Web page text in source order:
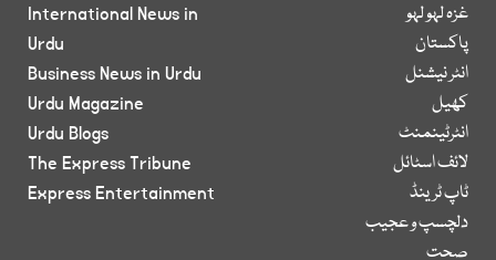
غزہ لہو لہو
پاکستان
انٹر نیشنل
کھیل
انٹرٹینمنٹ
لائف اسٹائل
ٹاپ ٹرینڈ
دلچسپ و عجیب
صحت
International News in
Urdu
Business News in Urdu
Urdu Magazine
Urdu Blogs
The Express Tribune
Express Entertainment